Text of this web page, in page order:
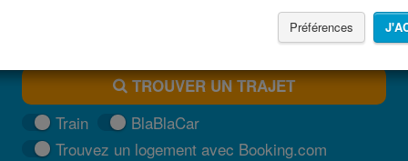
Préférences
TROUVER UN TRAJET
Train
BlaBlaCar
Trouvez un logement avec Booking.com